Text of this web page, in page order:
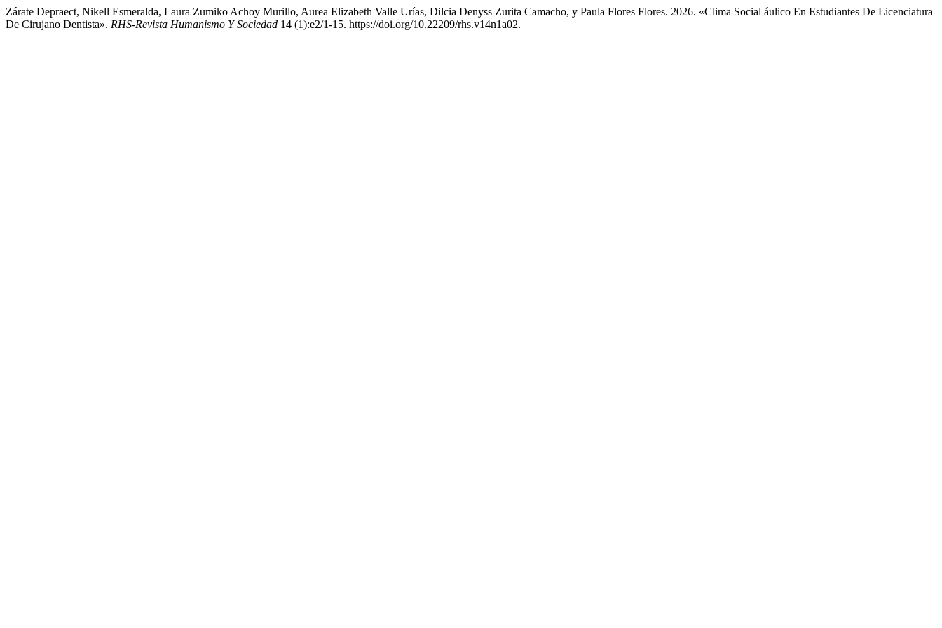
Zárate Depraect, Nikell Esmeralda, Laura Zumiko Achoy Murillo, Aurea Elizabeth Valle Urías, Dilcia Denyss Zurita Camacho, y Paula Flores Flores. 2026. «Clima Social áulico En Estudiantes De Licenciatura
De Cirujano Dentista». RHS-Revista Humanismo Y Sociedad 14 (1):e2/1-15. https://doi.org/10.22209/rhs.v14n1a02.